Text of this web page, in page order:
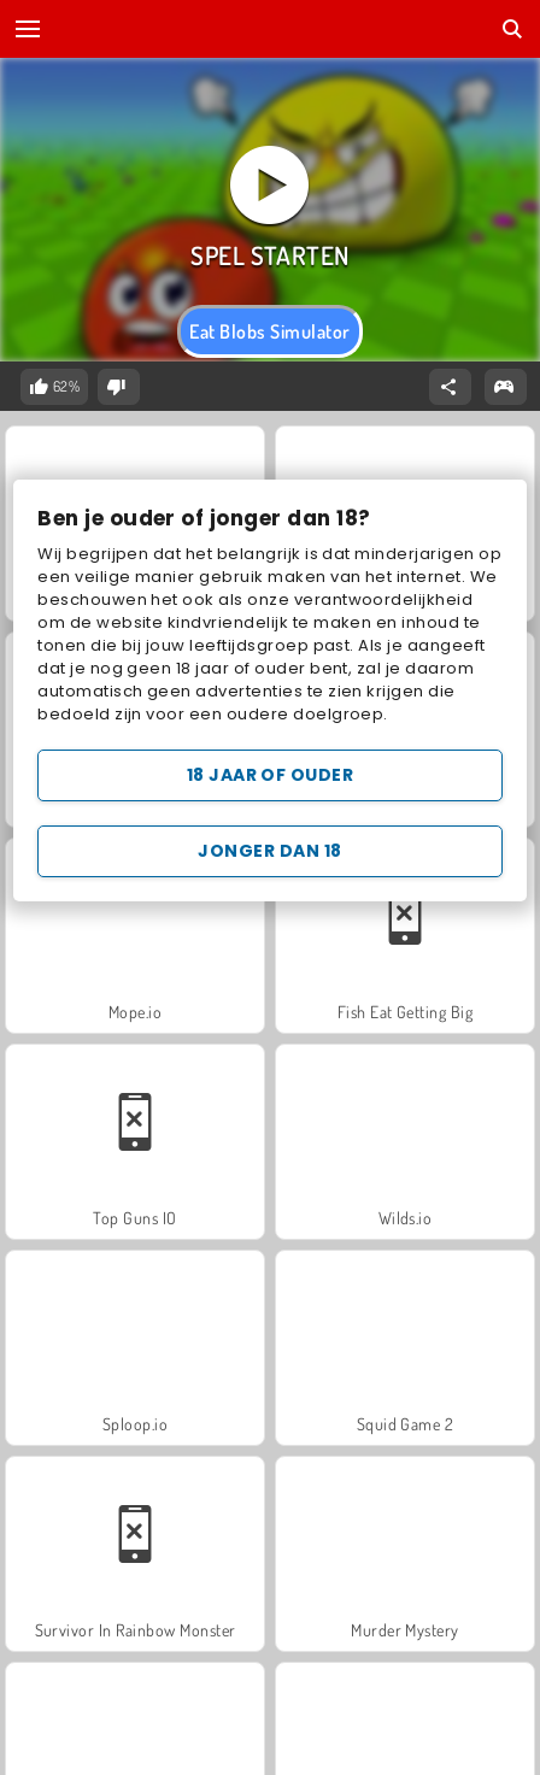
Ben je ouder of jonger dan 18?
Wij begrijpen dat het belangrijk is dat minderjarigen op
een veilige manier gebruik maken van het internet. We
beschouwen het ook als onze verantwoordelijkheid
om de website kindvriendelijk te maken en inhoud te
tonen die bij jouw leeftijdsgroep past. Als je aangeeft
dat je nog geen 18 jaar of ouder bent, zal je daarom
automatisch geen advertenties te zien krijgen die
bedoeld zijn voor een oudere doelgroep.
JONGER DAN 18
18 JAAR OF OUDER
Eat Blobs Simulator
62%
Master of Numbers Phone Case DIY 5
ASMR Nail Treatment Match Arena Multiplayer
Mope.io Fish Eat Getting Big
Top Guns IO Wilds.io
Sploop.io Squid Game 2
Survivor In Rainbow Monster Murder Mystery